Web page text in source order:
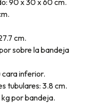
90 x 30 x 60 cm.
cm.
sobre la bandeja
inferior.
tubulares: 3.8 cm.
por bandeja.